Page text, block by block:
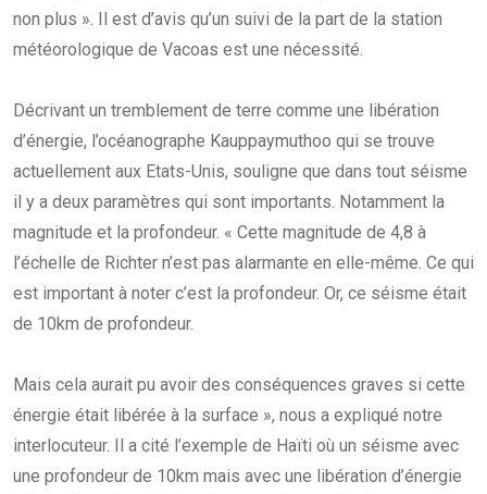
non plus ». Il est d’avis qu’un suivi de la part de la station
météorologique de Vacoas est une nécessité.
Décrivant un tremblement de terre comme une libération
d’énergie, l’océanographe Kauppaymuthoo qui se trouve
actuellement aux Etats-Unis, souligne que dans tout séisme
il y a deux paramètres qui sont importants. Notamment la
magnitude et la profondeur. « Cette magnitude de 4,8 à
l’échelle de Richter n’est pas alarmante en elle-même. Ce qui
est important à noter c’est la profondeur. Or, ce séisme était
de 10km de profondeur.
Mais cela aurait pu avoir des conséquences graves si cette
énergie était libérée à la surface », nous a expliqué notre
interlocuteur. Il a cité l’exemple de Haïti où un séisme avec
une profondeur de 10km mais avec une libération d’énergie